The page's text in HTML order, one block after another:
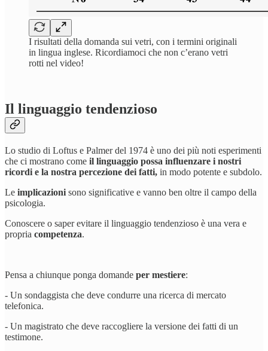
I risultati della domanda sui vetri, con i termini originali
in lingua inglese. Ricordiamoci che non c’erano vetri
rotti nel video!
Il linguaggio tendenzioso
Lo studio di Loftus e Palmer del 1974 è uno dei più noti esperimenti
che ci mostrano come il linguaggio possa influenzare i nostri
ricordi e la nostra percezione dei fatti, in modo potente e subdolo.
Le implicazioni sono significative e vanno ben oltre il campo della
psicologia.
Conoscere o saper evitare il linguaggio tendenzioso è una vera e
propria competenza.
Pensa a chiunque ponga domande per mestiere:
- Un sondaggista che deve condurre una ricerca di mercato
telefonica.
- Un magistrato che deve raccogliere la versione dei fatti di un
testimone.